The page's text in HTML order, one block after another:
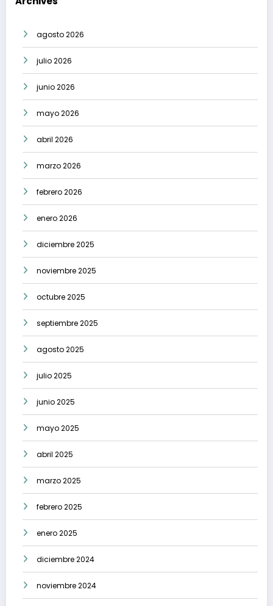
agosto 2026
julio 2026
junio 2026
mayo 2026
abril 2026
marzo 2026
febrero 2026
enero 2026
diciembre 2025
noviembre 2025
octubre 2025
septiembre 2025
agosto 2025
julio 2025
junio 2025
mayo 2025
abril 2025
marzo 2025
febrero 2025
enero 2025
diciembre 2024
noviembre 2024